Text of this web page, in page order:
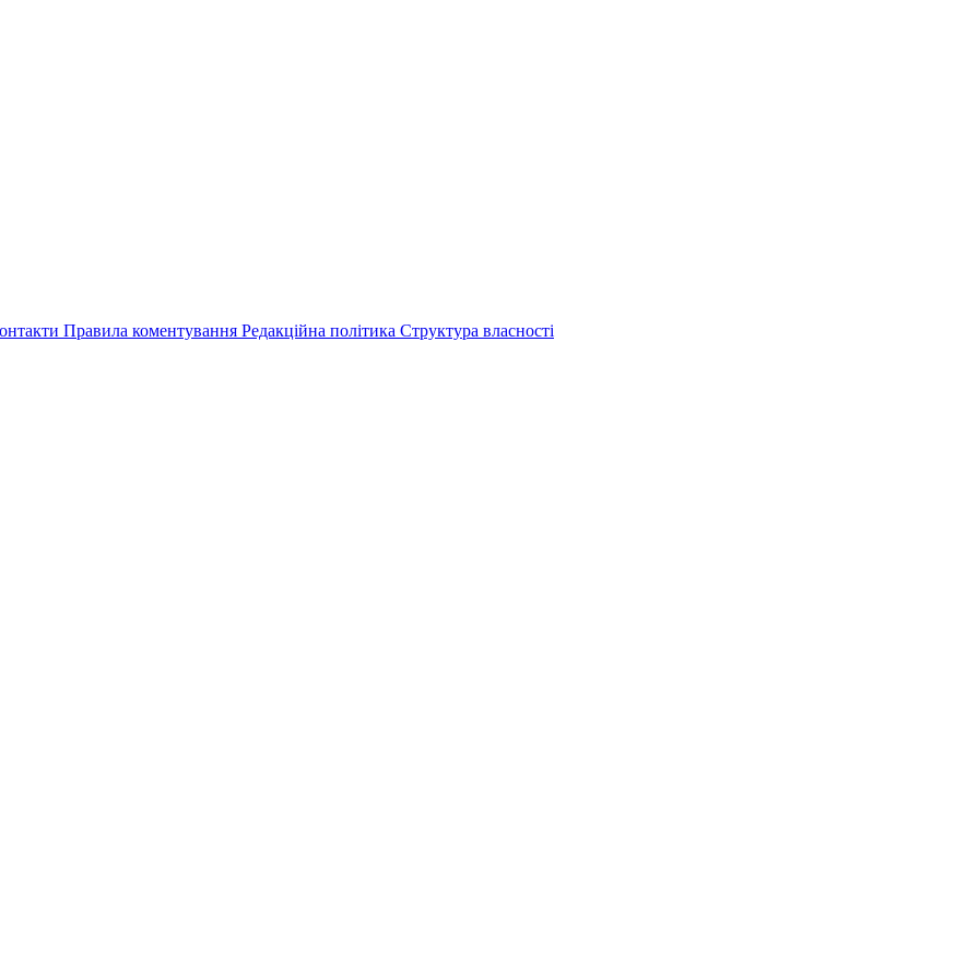
Правила коментування Редакційна політика Структура власності